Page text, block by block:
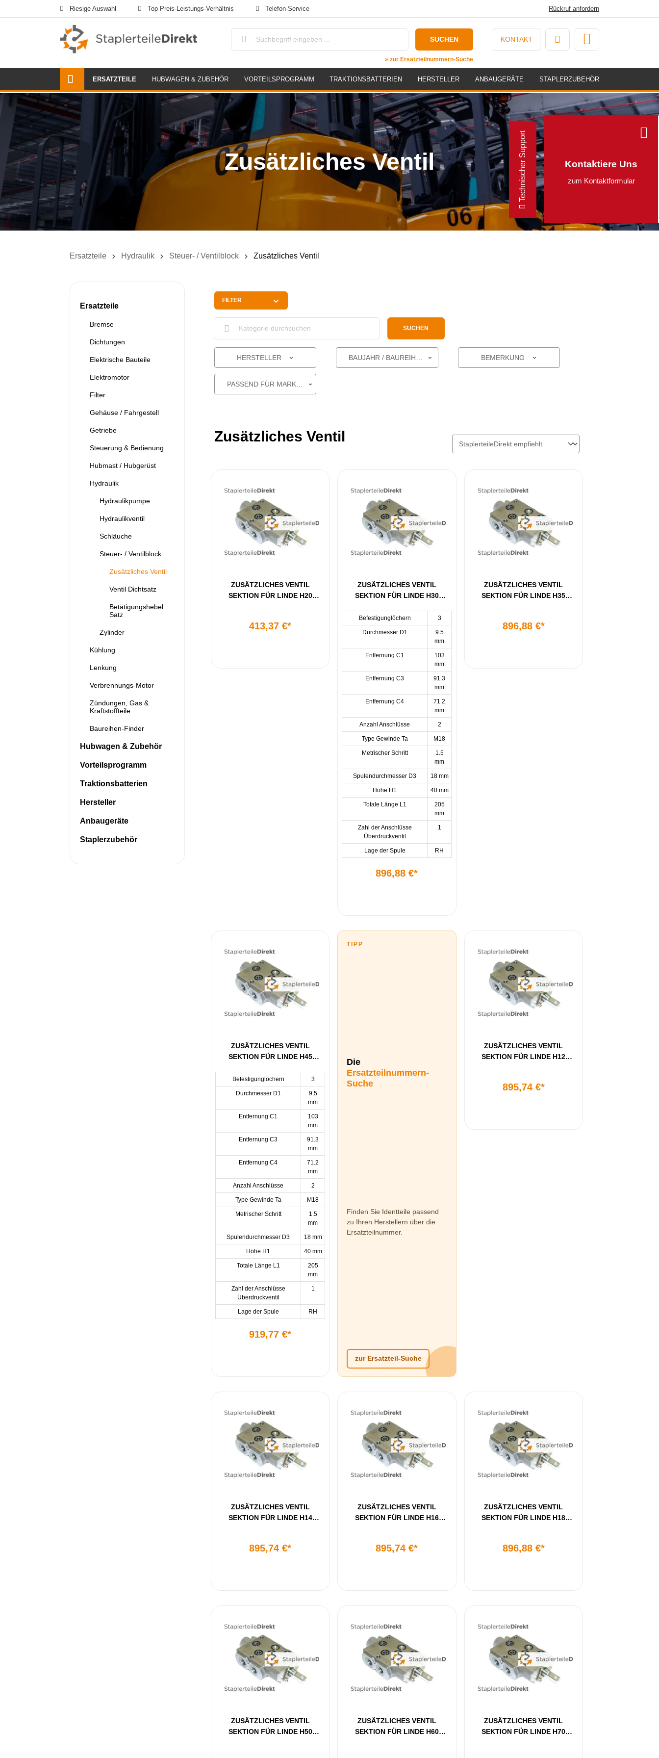
Riesige Auswahl Top Preis-Leistungs-Verhältnis Telefon-Service Rückruf anfordern
Technischer Support Kontaktiere Uns
zum Kontaktformular
SUCHEN
» zur Ersatzteilnummern-Suche
KONTAKT
ERSATZTEILE HUBWAGEN & ZUBEHÖR VORTEILSPROGRAMM TRAKTIONSBATTERIEN HERSTELLER ANBAUGERÄTE STAPLERZUBEHÖR
Zusätzliches Ventil
Ersatzteile Hydraulik Steuer- / Ventilblock Zusätzliches Ventil
Ersatzteile
Bremse
Dichtungen
Elektrische Bauteile
Elektromotor
Filter
Gehäuse / Fahrgestell
Getriebe
Steuerung & Bedienung
Hubmast / Hubgerüst
Hydraulik
Hydraulikpumpe
Hydraulikventil
Schläuche
Steuer- / Ventilblock
Zusätzliches Ventil
Ventil Dichtsatz
Betätigungshebel
Satz
Zylinder
Kühlung
Lenkung
Verbrennungs-Motor
Zündungen, Gas &
Kraftstoffteile
Baureihen-Finder
Hubwagen & Zubehör
Vorteilsprogramm
Traktionsbatterien
Hersteller
Anbaugeräte
Staplerzubehör
FILTER
SUCHEN
HERSTELLER BAUJAHR / BAUREIHE BEMERKUNG
PASSEND FÜR MARKE
Zusätzliches Ventil
ZUSÄTZLICHES VENTIL
SEKTION FÜR LINDE H20
413,37 €*
ZUSÄTZLICHES VENTIL
SEKTION FÜR LINDE H30
Befestigunglöchern 3
Durchmesser D1
9.5
mm
Entfernung C1
103
mm
Entfernung C3
91.3
mm
Entfernung C4
71.2
mm
Anzahl Anschlüsse 2
Type Gewinde Ta M18
Metrischer Schritt
1.5
mm
Spulendurchmesser D3 18 mm
Höhe H1 40 mm
Totale Länge L1
205
mm
Zahl der Anschlüsse
Überdruckventil
1
Lage der Spule RH
896,88 €*
ZUSÄTZLICHES VENTIL
SEKTION FÜR LINDE H35
896,88 €*
ZUSÄTZLICHES VENTIL
SEKTION FÜR LINDE H45
Befestigunglöchern 3
Durchmesser D1
9.5
mm
Entfernung C1
103
mm
Entfernung C3
91.3
mm
Entfernung C4
71.2
mm
Anzahl Anschlüsse 2
Type Gewinde Ta M18
Metrischer Schritt
1.5
mm
Spulendurchmesser D3 18 mm
Höhe H1 40 mm
Totale Länge L1
205
mm
Zahl der Anschlüsse
Überdruckventil
1
Lage der Spule RH
919,77 €*
TIPP
Die
Ersatzteilnummern-
Suche
Finden Sie Identteile passend
zu Ihren Herstellern über die
Ersatzteilnummer.
zur Ersatzteil-Suche
ZUSÄTZLICHES VENTIL
SEKTION FÜR LINDE H12
895,74 €*
ZUSÄTZLICHES VENTIL
SEKTION FÜR LINDE H14
895,74 €*
ZUSÄTZLICHES VENTIL
SEKTION FÜR LINDE H16
895,74 €*
ZUSÄTZLICHES VENTIL
SEKTION FÜR LINDE H18
896,88 €*
ZUSÄTZLICHES VENTIL
SEKTION FÜR LINDE H50
ZUSÄTZLICHES VENTIL
SEKTION FÜR LINDE H60
ZUSÄTZLICHES VENTIL
SEKTION FÜR LINDE H70